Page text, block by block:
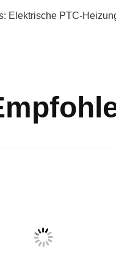
Elektrische PTC-